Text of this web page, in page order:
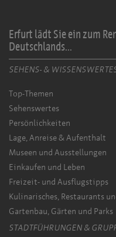
Erfurt lädt Sie ein zum
Deutschlands...
SEHENS- &
Top-Themen
Sehenswertes
Persönlichkeiten
Lage, Anreise & Aufenthalt
Museen und Ausstellungen
Einkaufen und Leben
Freizeit- und Ausflugstipps
Kulinarisches, Restaurants
Gartenbau, Gärten und Parks
STADTFÜHRUNGEN &